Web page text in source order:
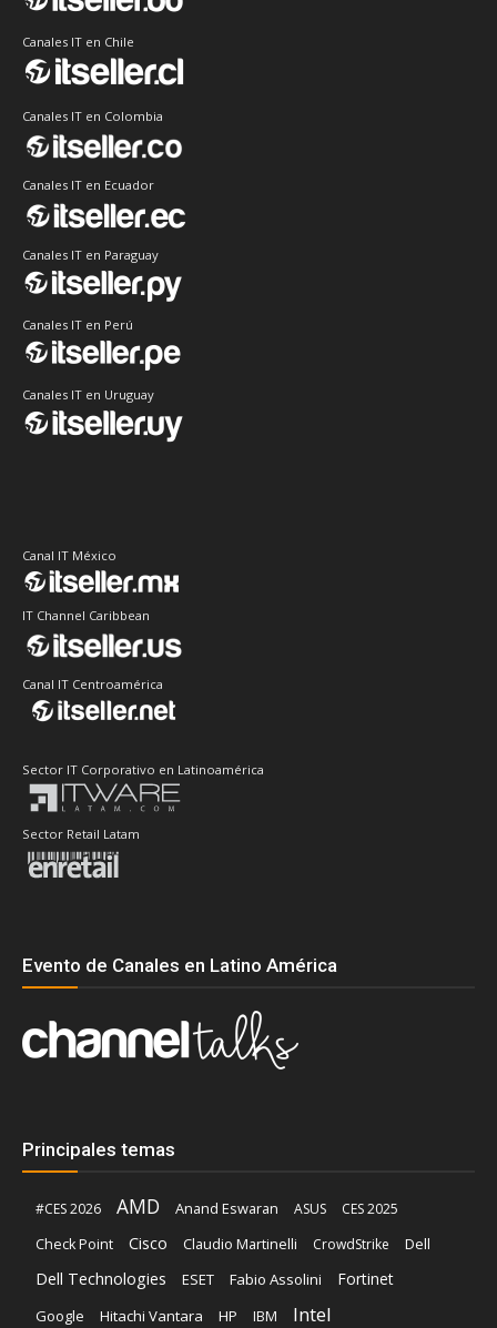
Canales IT en Chile
Canales IT en Colombia
Canales IT en Ecuador
Canales IT en Paraguay
Canales IT en Perú
Canales IT en Uruguay
Canal IT México
IT Channel Caribbean
Canal IT Centroamérica
Sector IT Corporativo en Latinoamérica
Sector Retail Latam
Evento de Canales en Latino América
Principales temas
#CES 2026 AMD Anand Eswaran ASUS
CES 2025
Check Point
Cisco Claudio Martinelli CrowdStrike Dell
Dell Technologies ESET Fabio Assolini Fortinet
Google Hitachi Vantara HP IBM Intel